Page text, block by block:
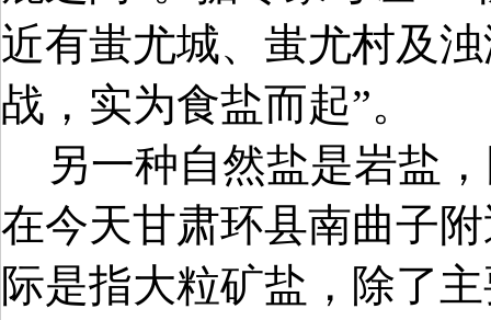
近有蚩尤城、蚩尤村及
战，实为食盐而起”。
另一种自然盐是岩盐
在今天甘肃环县南曲子
际是指大粒矿盐，除了